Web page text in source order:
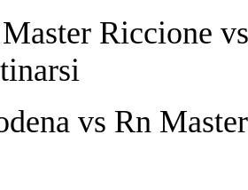
Riccione
vs Rn